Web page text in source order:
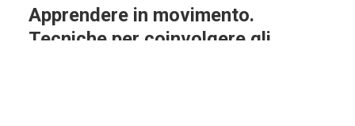
Apprendere in movimento.
Tecniche per coinvolgere gli